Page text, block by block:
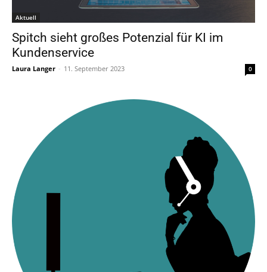
Aktuell
Spitch sieht großes Potenzial für KI im
Kundenservice
Laura Langer - 11. September 2023 0